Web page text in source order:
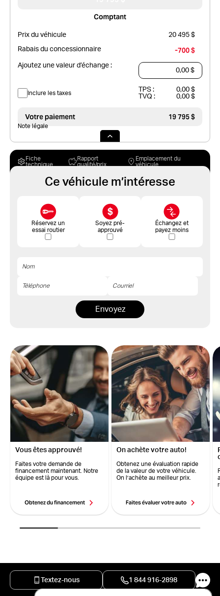
Comptant
Prix du véhicule 20 495 $
Rabais du concessionnaire -700 $
Ajoutez une valeur d’échange :
Inclure les taxes TPS :
0,00 $
TVQ :
0,00 $
Votre paiement 19 795 $
Note légale
Fiche
technique
Rapport
qualité/prix
Emplacement du
véhicule
Ce véhicule m’intéresse
Réservez un
essai routier
Soyez pré-
approuvé
Échangez et
payez moins
Envoyez
Vous êtes approuvé!
Faites votre demande de
financement maintenant. Notre
équipe est là pour vous.
Obtenez du financement
On achète votre auto!
Obtenez une évaluation rapide
de la valeur de votre véhicule.
On l’achète au meilleur prix.
Faites évaluer votre auto
Textez-nous 1 844 916-2898